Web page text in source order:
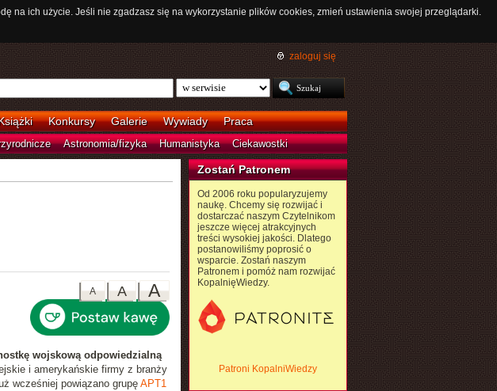
na ich użycie. Jeśli nie zgadzasz się na wykorzystanie plików cookies, zmień ustawienia swojej przeglądarki.
zaloguj się
Konkursy Galerie Wywiady Praca
Astronomia/fizyka Humanistyka Ciekawostki
A
A
A
wojskową odpowiedzialną
i amerykańskie firmy z branży
wcześniej powiązano grupę APT1
Zostań Patronem
Od 2006 roku popularyzujemy
naukę. Chcemy się rozwijać i
dostarczać naszym Czytelnikom
jeszcze więcej atrakcyjnych
treści wysokiej jakości. Dlatego
postanowiliśmy poprosić o
wsparcie. Zostań naszym
Patronem i pomóż nam rozwijać
KopalnięWiedzy.
Patroni KopalniWiedzy